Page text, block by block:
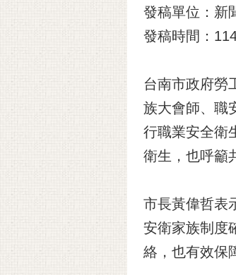
發稿單位：新
發稿時間：
台南市政府勞
族大會師、職
行職業安全衛
衛生，也呼籲
市長黃偉哲表
安衛家族制度
絡，也有效保